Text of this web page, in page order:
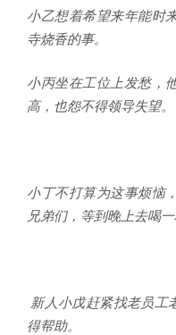
小乙想着希望来年能时
寺烧香的事。
小丙坐在工位上发愁，
高，也怨不得领导失望。
小丁不打算为这事烦恼
兄弟们，等到晚上去喝一
新人小戊赶紧找老员工
得帮助。